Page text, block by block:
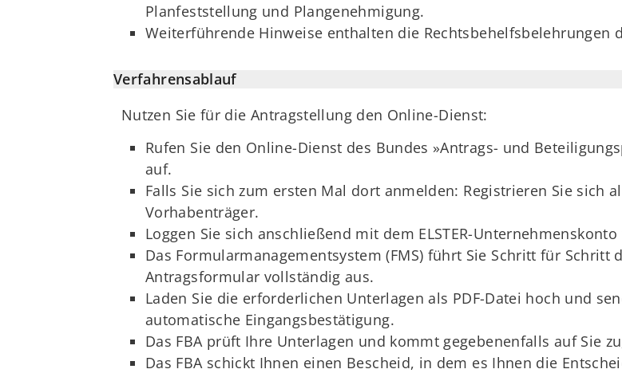
Planfeststellung und Plangenehmigung.
Weiterführende Hinweise enthalten die Rechtsbehelfsbelehrungen
Verfahrensablauf
Nutzen Sie für die Antragstellung den Online-Dienst:
Rufen Sie den Online-Dienst des Bundes »Antrags- und
auf.
Falls Sie sich zum ersten Mal dort anmelden: Registrieren Sie sich
Vorhabenträger.
Loggen Sie sich anschließend mit dem ELSTER-
Das Formularmanagementsystem (FMS) führt Sie Schritt für Schritt
Antragsformular vollständig aus.
Laden Sie die erforderlichen Unterlagen als PDF-Datei hoch und
automatische Eingangsbestätigung.
Das FBA prüft Ihre Unterlagen und kommt gegebenenfalls auf Sie
Das FBA schickt Ihnen einen Bescheid, in dem es Ihnen die